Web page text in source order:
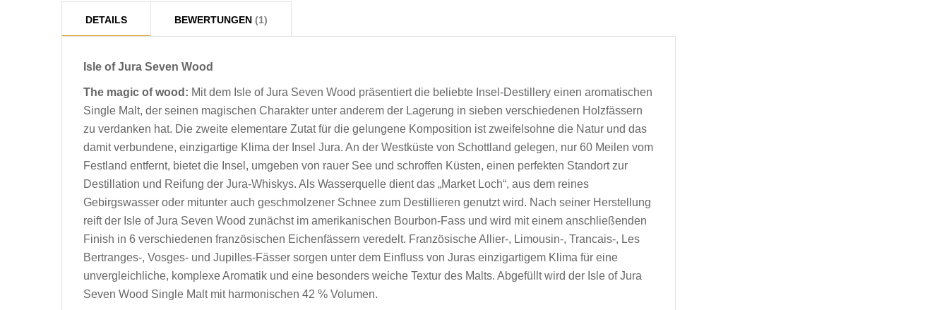
DETAILS
Isle of Jura Seven Wood
The magic of wood: Mit dem Isle of Jura Seven Wood präsentiert die beliebte Insel-Destillery einen aromatischen
Single Malt, der seinen magischen Charakter unter anderem der Lagerung in sieben verschiedenen Holzfässern
zu verdanken hat. Die zweite elementare Zutat für die gelungene Komposition ist zweifelsohne die Natur und das
damit verbundene, einzigartige Klima der Insel Jura. An der Westküste von Schottland gelegen, nur 60 Meilen vom
Festland entfernt, bietet die Insel, umgeben von rauer See und schroffen Küsten, einen perfekten Standort zur
Destillation und Reifung der Jura-Whiskys. Als Wasserquelle dient das „Market Loch“, aus dem reines
Gebirgswasser oder mitunter auch geschmolzener Schnee zum Destillieren genutzt wird. Nach seiner Herstellung
reift der Isle of Jura Seven Wood zunächst im amerikanischen Bourbon-Fass und wird mit einem anschließenden
Finish in 6 verschiedenen französischen Eichenfässern veredelt. Französische Allier-, Limousin-, Trancais-, Les
Bertranges-, Vosges- und Jupilles-Fässer sorgen unter dem Einfluss von Juras einzigartigem Klima für eine
unvergleichliche, komplexe Aromatik und eine besonders weiche Textur des Malts. Abgefüllt wird der Isle of Jura
Seven Wood Single Malt mit harmonischen 42 % Volumen.
BEWERTUNGEN 1